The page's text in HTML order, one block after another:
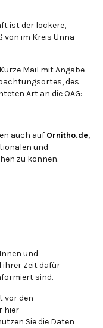
ist der lockere,
im Kreis Unna
Mail mit Angabe
des
Art an die OAG:
auch auf Ornitho.de,
und
zu können.
und
ihrer Zeit dafür
sind.
vor den
hier
Sie die Daten